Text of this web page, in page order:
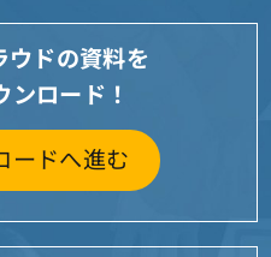
ドの資料を
ンロード！
ードへ進む